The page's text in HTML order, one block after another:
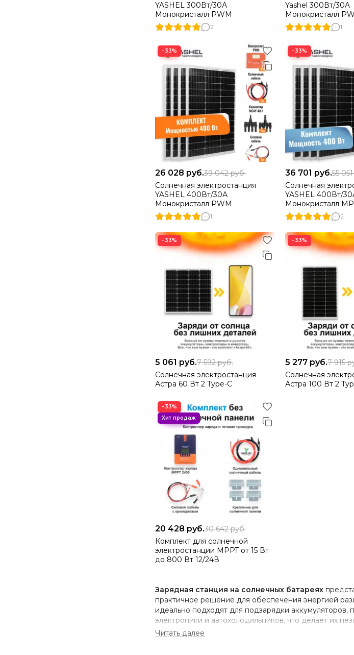
YASHEL 300Вт/30А
Монокристалл PWM
2
Yashel 300Вт/30A
Монокристалл
1
−33%
26 028 руб.39 042руб.
Солнечная электростанция
YASHEL 400Вт/30А
Монокристалл PWM
1
−33%
36 701 руб.55
Солнечная
YASHEL 400Вт/
Монокристалл
2
−33%
5 061 руб.7 592руб.
Солнечная электростанция
Астра 60 Вт 2 Type-C
−33%
5 277 руб.7 915
Солнечная
Астра 100 Вт 2
−33%
20 428 руб.30 642руб.
Комплект для солнечной
электростанции MPPT от 15 Вт
до 800 Вт 12/24В
Зарядная станция на солнечных батареях
практичное решение для обеспечения энергией
идеально подходят для подзарядки аккумуляторов,
электроники и автохолодильников, что делает их
на открытом воздухе или в случае чрезвычайных